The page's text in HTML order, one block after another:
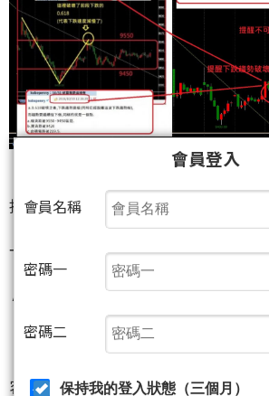
接著便進入了11月份初期的反彈操作.
一.(1101(四)~11/9(五))合併紀錄.
A.這一天kobepenny提早告知了莊
本週選擇權，莊家這麼幹了!)""
容易產生大幅度行情,容易關廁所.
會員登入
會員名稱
密碼一
密碼二
保持我的登入狀態（三個月）